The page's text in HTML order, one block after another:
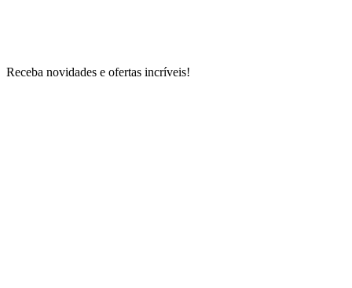
Receba novidades e ofertas incríveis!